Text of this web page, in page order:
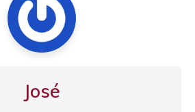
José